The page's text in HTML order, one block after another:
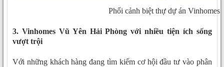
Phối cảnh biệt thự dự án Vinhomes
3. Vinhomes Vũ Yên Hải Phòng với nhiều tiện ích sống
vượt trội
Với những khách hàng đang tìm kiếm cơ hội đầu tư vào phân